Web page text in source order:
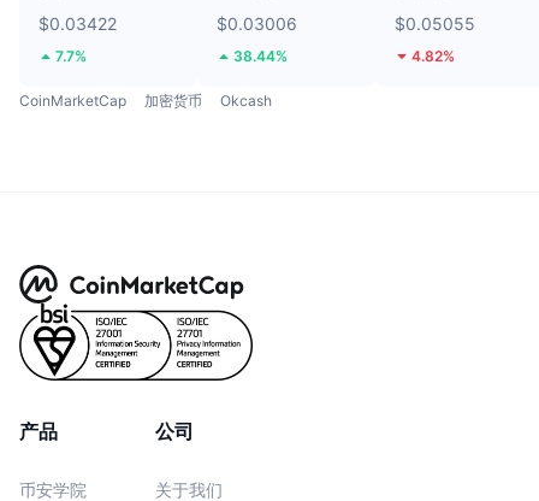
$0.03422
7.7%
$0.03006
38.44%
$0.05055
4.82%
CoinMarketCap 加密货币 Okcash
产品
币安学院
公司
关于我们